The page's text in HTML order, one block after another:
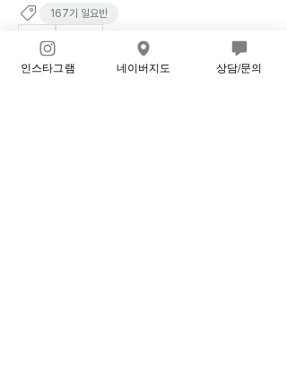
167기 일요반
1
인스타그램 네이버지도 상담/문의